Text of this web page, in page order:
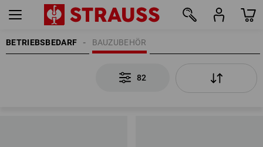
BETRIEBSBEDARF BAUZUBEHÖR
82